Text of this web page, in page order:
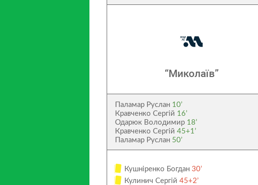
“Миколаїв”
Паламар Руслан 10’
Кравченко Сергій 16’
Одарюк Володимир 18’
Кравченко Сергій45+1’
Паламар Руслан 50’
Кушніренко Богдан 30’
Кулинич Сергій 45+2’